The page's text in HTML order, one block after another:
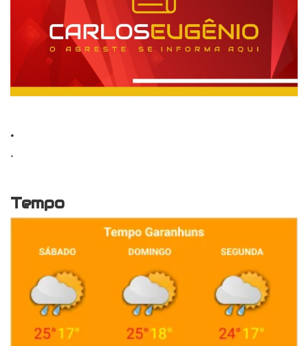
.
.
Tempo